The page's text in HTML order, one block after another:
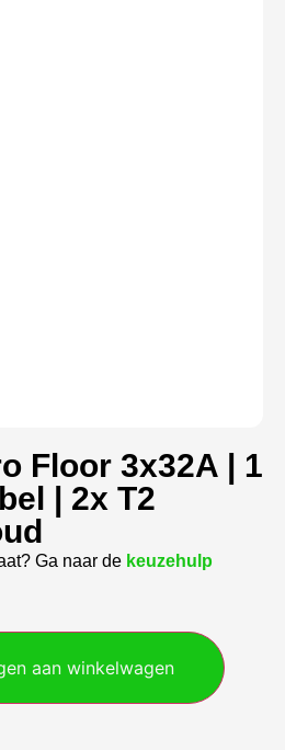
Floor 3x32A | 1
| 2x T2
Ga naar de keuzehulp
aan winkelwagen